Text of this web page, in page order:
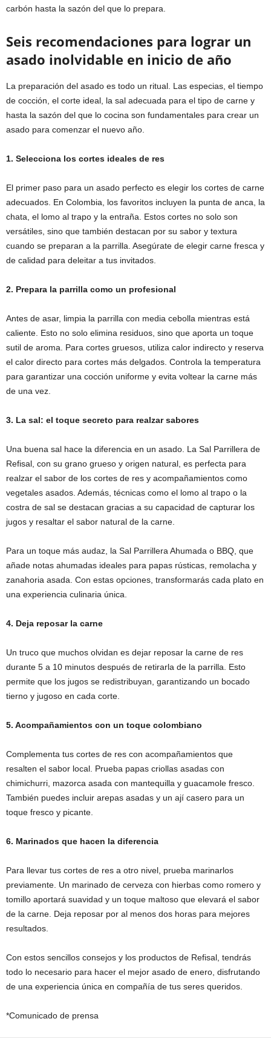
carbón hasta la sazón del que lo prepara.
Seis recomendaciones para lograr un
asado inolvidable en inicio de año
La preparación del asado es todo un ritual. Las especias, el tiempo
de cocción, el corte ideal, la sal adecuada para el tipo de carne y
hasta la sazón del que lo cocina son fundamentales para crear un
asado para comenzar el nuevo año.
1. Selecciona los cortes ideales de res
El primer paso para un asado perfecto es elegir los cortes de carne
adecuados. En Colombia, los favoritos incluyen la punta de anca, la
chata, el lomo al trapo y la entraña. Estos cortes no solo son
versátiles, sino que también destacan por su sabor y textura
cuando se preparan a la parrilla. Asegúrate de elegir carne fresca y
de calidad para deleitar a tus invitados.
2. Prepara la parrilla como un profesional
Antes de asar, limpia la parrilla con media cebolla mientras está
caliente. Esto no solo elimina residuos, sino que aporta un toque
sutil de aroma. Para cortes gruesos, utiliza calor indirecto y reserva
el calor directo para cortes más delgados. Controla la temperatura
para garantizar una cocción uniforme y evita voltear la carne más
de una vez.
3. La sal: el toque secreto para realzar sabores
Una buena sal hace la diferencia en un asado. La Sal Parrillera de
Refisal, con su grano grueso y origen natural, es perfecta para
realzar el sabor de los cortes de res y acompañamientos como
vegetales asados. Además, técnicas como el lomo al trapo o la
costra de sal se destacan gracias a su capacidad de capturar los
jugos y resaltar el sabor natural de la carne.
Para un toque más audaz, la Sal Parrillera Ahumada o BBQ, que
añade notas ahumadas ideales para papas rústicas, remolacha y
zanahoria asada. Con estas opciones, transformarás cada plato en
una experiencia culinaria única.
4. Deja reposar la carne
Un truco que muchos olvidan es dejar reposar la carne de res
durante 5 a 10 minutos después de retirarla de la parrilla. Esto
permite que los jugos se redistribuyan, garantizando un bocado
tierno y jugoso en cada corte.
5. Acompañamientos con un toque colombiano
Complementa tus cortes de res con acompañamientos que
resalten el sabor local. Prueba papas criollas asadas con
chimichurri, mazorca asada con mantequilla y guacamole fresco.
También puedes incluir arepas asadas y un ají casero para un
toque fresco y picante.
6. Marinados que hacen la diferencia
Para llevar tus cortes de res a otro nivel, prueba marinarlos
previamente. Un marinado de cerveza con hierbas como romero y
tomillo aportará suavidad y un toque maltoso que elevará el sabor
de la carne. Deja reposar por al menos dos horas para mejores
resultados.
Con estos sencillos consejos y los productos de Refisal, tendrás
todo lo necesario para hacer el mejor asado de enero, disfrutando
de una experiencia única en compañía de tus seres queridos.
*Comunicado de prensa